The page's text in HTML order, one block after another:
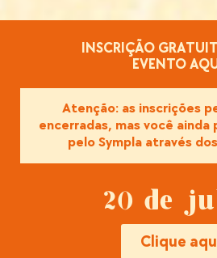
INSCRIÇÃO
EVENTO
Atenção: as inscrições
encerradas, mas você ainda
pelo Sympla através
20 de
Clique